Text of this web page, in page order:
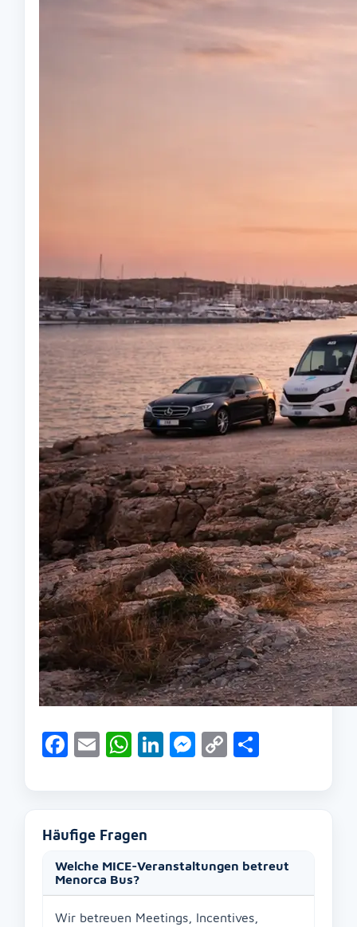
Facebook
EmailWhatsApp
LinkedIn
Messenger
Copy
Häufige Fragen
Welche MICE-Veranstaltungen betreut
Menorca Bus?
Wir betreuen Meetings, Incentives,